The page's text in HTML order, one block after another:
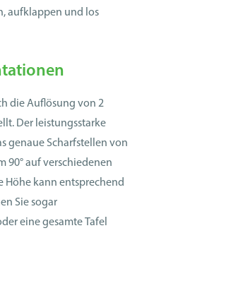
aufklappen und los
die Auflösung von 2
Der leistungsstarke
genaue Scharfstellen von
90° auf verschiedenen
Höhe kann entsprechend
Sie sogar
eine gesamte Tafel